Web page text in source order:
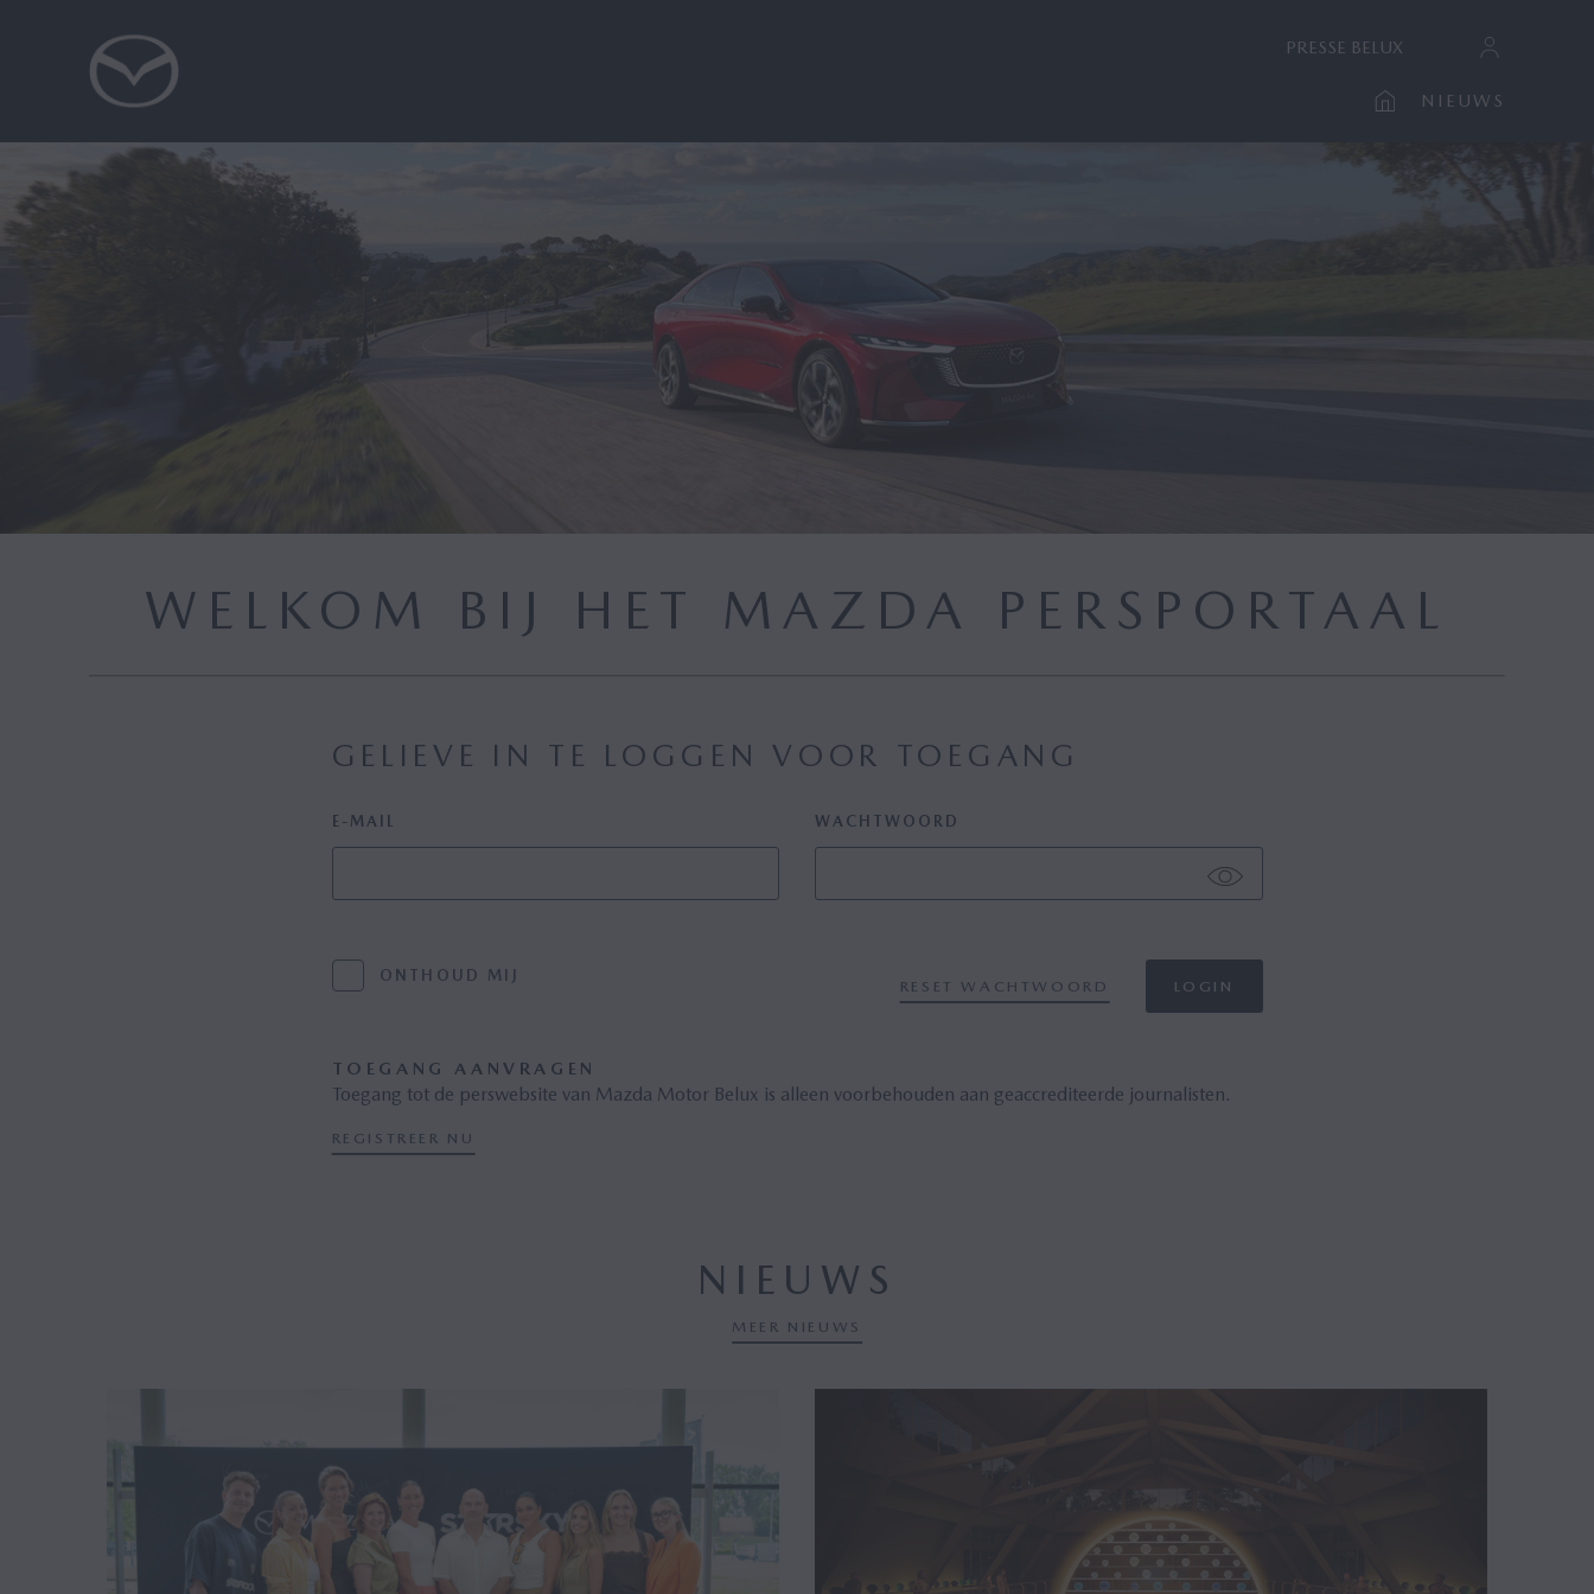
PRESSE BELUX
NIEUWS
WELKOM BIJ HET MAZDA PERSPORTAAL
GELIEVE IN TE LOGGEN VOOR TOEGANG
E-MAIL WACHTWOORD
ONTHOUD MIJ
RESET WACHTWOORD LOGIN
TOEGANG AANVRAGEN
Toegang tot de perswebsite van Mazda Motor Belux is alleen voorbehouden aan geaccrediteerde journalisten.
REGISTREER NU
NIEUWS
MEER NIEUWS